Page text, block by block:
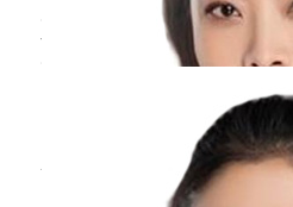
消失。和此同时，一般最
排卵，这个月右侧小腹疼
能会左侧小腹疼痛，但是
平时注意休息，合理饮食
疼痛眼睛疼
三甲
若是浑身疼痛，那肯定是
出汗多更年期的症状，也